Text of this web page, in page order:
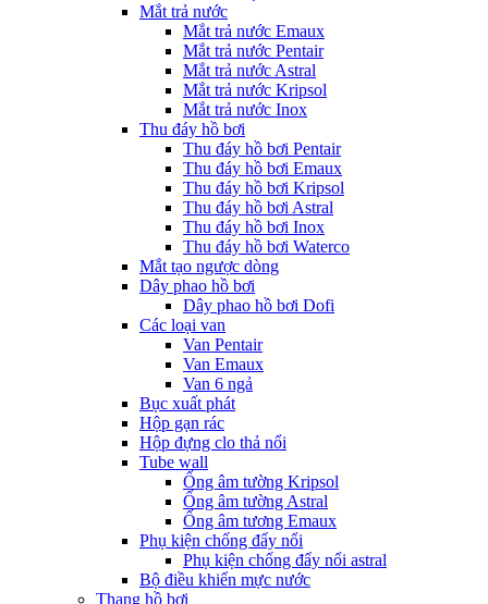
Mắt trả nước
Mắt trả nước Emaux
Mắt trả nước Pentair
Mắt trả nước Astral
Mắt trả nước Kripsol
Mắt trả nước Inox
Thu đáy hồ bơi
Thu đáy hồ bơi Pentair
Thu đáy hồ bơi Emaux
Thu đáy hồ bơi Kripsol
Thu đáy hồ bơi Astral
Thu đáy hồ bơi Inox
Thu đáy hồ bơi Waterco
Mắt tạo ngược dòng
Dây phao hồ bơi
Dây phao hồ bơi Dofi
Các loại van
Van Pentair
Van Emaux
Van 6 ngả
Bục xuất phát
Hộp gạn rác
Hộp đựng clo thả nổi
Tube wall
Ống âm tường Kripsol
Ống âm tường Astral
Ống âm tương Emaux
Phụ kiện chống đẩy nổi
Phụ kiện chống đẩy nổi astral
Bộ điều khiển mực nước
Thang hồ bơi